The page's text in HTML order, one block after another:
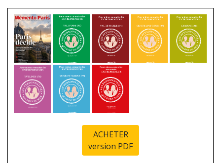
ACHETER
version PDF